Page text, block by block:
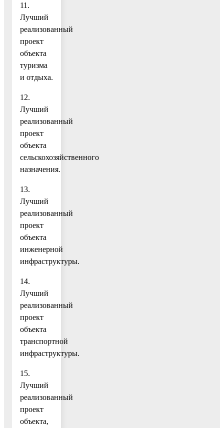
11.
Лучший
реализованный
проект
объекта
туризма
и отдыха.
12.
Лучший
реализованный
проект
объекта
сельскохозяйственного
назначения.
13.
Лучший
реализованный
проект
объекта
инженерной
инфраструктуры.
14.
Лучший
реализованный
проект
объекта
транспортной
инфраструктуры.
15.
Лучший
реализованный
проект
объекта,